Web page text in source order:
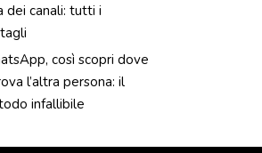
dei canali: tutti i
così scopri dove
l’altra persona: il
infallibile